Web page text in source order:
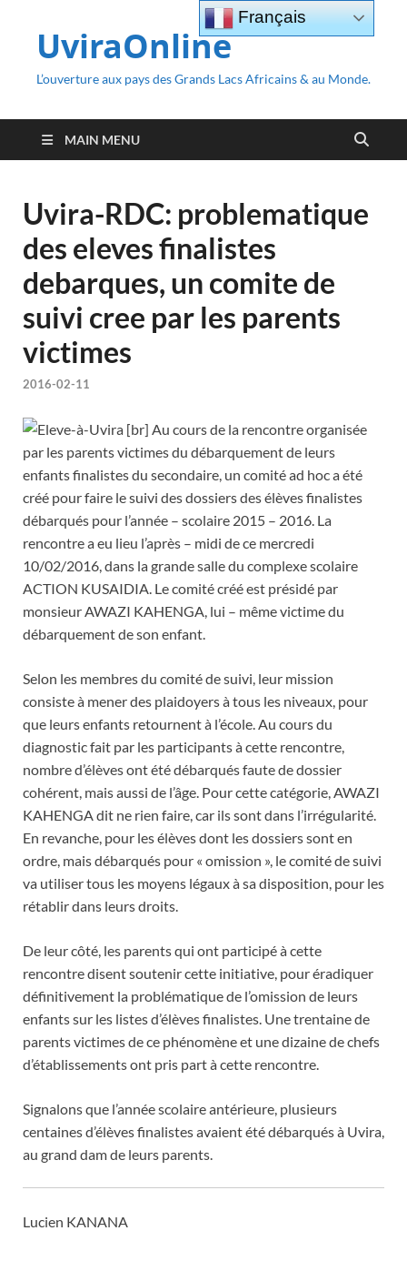
UviraOnline
L’ouverture aux pays des Grands Lacs Africains & au Monde.
MAIN MENU
Uvira-RDC: problematique
des eleves finalistes
debarques, un comite de
suivi cree par les parents
victimes
2016-02-11
[br] Au cours de la rencontre organisée
par les parents victimes du débarquement de leurs
enfants finalistes du secondaire, un comité ad hoc a été
créé pour faire le suivi des dossiers des élèves finalistes
débarqués pour l’année – scolaire 2015 – 2016. La
rencontre a eu lieu l’après – midi de ce mercredi
10/02/2016, dans la grande salle du complexe scolaire
ACTION KUSAIDIA. Le comité créé est présidé par
monsieur AWAZI KAHENGA, lui – même victime du
débarquement de son enfant.
Selon les membres du comité de suivi, leur mission
consiste à mener des plaidoyers à tous les niveaux, pour
que leurs enfants retournent à l’école. Au cours du
diagnostic fait par les participants à cette rencontre,
nombre d’élèves ont été débarqués faute de dossier
cohérent, mais aussi de l’âge. Pour cette catégorie, AWAZI
KAHENGA dit ne rien faire, car ils sont dans l’irrégularité.
En revanche, pour les élèves dont les dossiers sont en
ordre, mais débarqués pour « omission », le comité de suivi
va utiliser tous les moyens légaux à sa disposition, pour les
rétablir dans leurs droits.
De leur côté, les parents qui ont participé à cette
rencontre disent soutenir cette initiative, pour éradiquer
définitivement la problématique de l’omission de leurs
enfants sur les listes d’élèves finalistes. Une trentaine de
parents victimes de ce phénomène et une dizaine de chefs
d’établissements ont pris part à cette rencontre.
Signalons que l’année scolaire antérieure, plusieurs
centaines d’élèves finalistes avaient été débarqués à Uvira,
au grand dam de leurs parents.
Lucien KANANA
Français